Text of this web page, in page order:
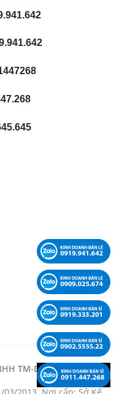
TM-DV-KT LÊ PHẠM -